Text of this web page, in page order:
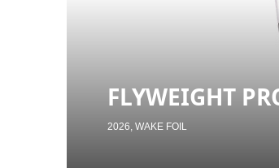
FLYWEIGHT
2026, WAKE FOIL